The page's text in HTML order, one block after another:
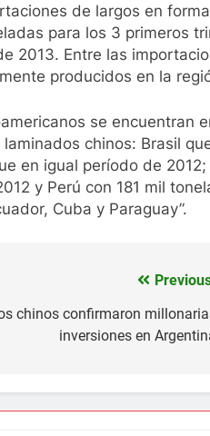
de largos en
para los 3 primeros
2013. Entre las
producidos en la
se encuentran
chinos: Brasil
en igual período de
y Perú con 181 mil
Cuba y Paraguay”.
chinos confirmaron
inversiones en